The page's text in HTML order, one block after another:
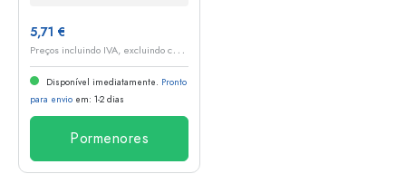
5,71 €
P
reços incluindo IVA, excluindo custos de envio
Disponível imediatamente. Pronto
para envio em: 1-2 dias
Pormenores